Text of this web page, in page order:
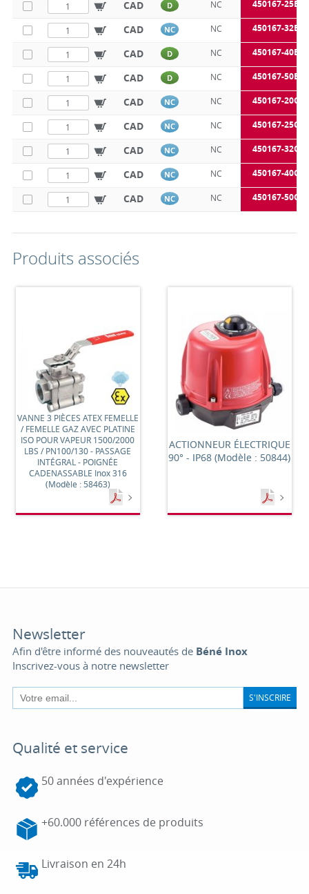
CAD D NC 450167-25B
CAD NC NC 450167-32B
CAD D NC 450167-40B
CAD D NC 450167-50B
CAD NC NC 450167-20C
CAD NC NC 450167-25C
CAD NC NC 450167-32C
CAD NC NC 450167-40C
CAD NC NC 450167-50C
Produits associés
VANNE 3 PIÈCES ATEX FEMELLE
/ FEMELLE GAZ AVEC PLATINE
ISO POUR VAPEUR 1500/2000
LBS / PN100/130 - PASSAGE
INTÉGRAL - POIGNÉE
CADENASSABLE Inox 316
(Modèle : 58463)
ACTIONNEUR ÉLECTRIQUE
90° - IP68 (Modèle : 50844)
Newsletter
Afin d'être informé des nouveautés de Béné Inox
Inscrivez-vous à notre newsletter
S'INSCRIRE
Qualité et service
50 années d'expérience
+60.000 références de produits
Livraison en 24h